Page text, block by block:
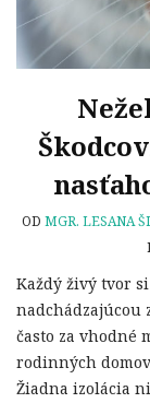
OD MGR. LESANA
Každý živý tvor
nadchádzajúcou
často za vhodné
rodinných
Žiadna izolácia